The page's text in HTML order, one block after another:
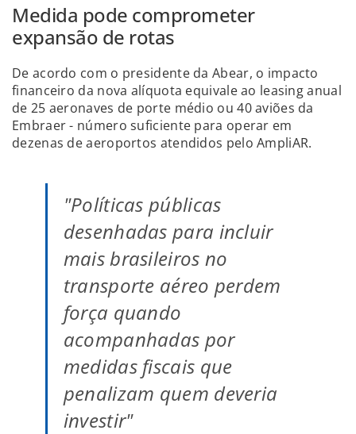
Medida pode comprometer
expansão de rotas
De acordo com o presidente da Abear, o impacto
financeiro da nova alíquota equivale ao leasing anual
de 25 aeronaves de porte médio ou 40 aviões da
Embraer - número suficiente para operar em
dezenas de aeroportos atendidos pelo AmpliAR.
"Políticas públicas
desenhadas para incluir
mais brasileiros no
transporte aéreo perdem
força quando
acompanhadas por
medidas fiscais que
penalizam quem deveria
investir"